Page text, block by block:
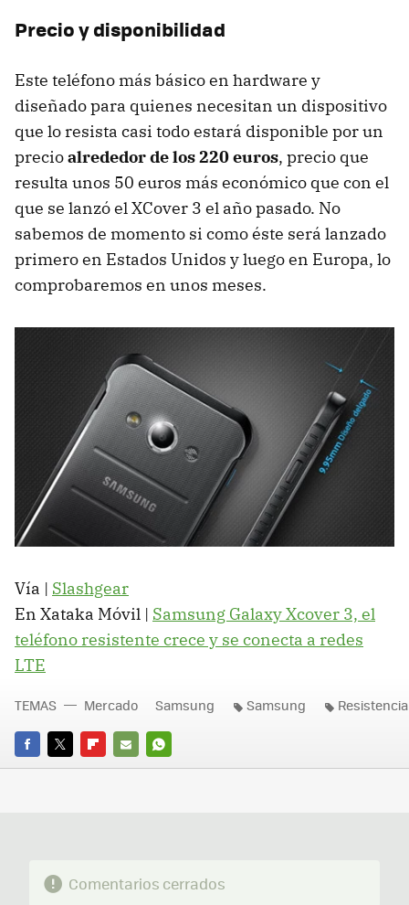
Precio y disponibilidad
Este teléfono más básico en hardware y
diseñado para quienes necesitan un dispositivo
que lo resista casi todo estará disponible por un
precioalrededor de los 220 euros, precio que
resulta unos 50 euros más económico que con el
que se lanzó el XCover 3 el año pasado. No
sabemos de momento si como éste será lanzado
primero en Estados Unidos y luego en Europa, lo
comprobaremos en unos meses.
Vía | Slashgear
En Xataka Móvil | Samsung Galaxy Xcover 3, el
teléfono resistente crece y se conecta a redes
LTE
FACEBOOK
TWITTERFLIPBOARD
E-
WHATSAPP
TEMAS Mercado Samsung Samsung
Comentarios cerrados